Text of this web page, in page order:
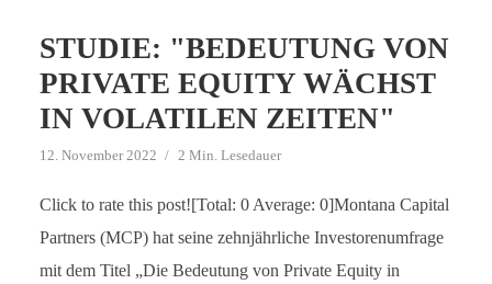
STUDIE: "BEDEUTUNG VON
PRIVATE EQUITY WÄCHST
IN VOLATILEN ZEITEN"
12. November 2022 2 Min. Lesedauer
Click to rate this post![Total: 0 Average: 0]Montana Capital
Partners (MCP) hat seine zehnjährliche Investorenumfrage
mit dem Titel „Die Bedeutung von Private Equity in